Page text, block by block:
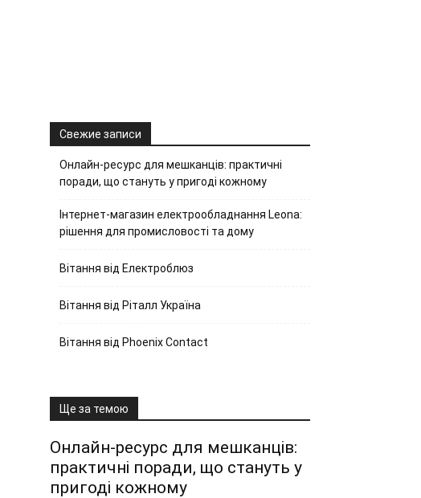
Свежие записи
Онлайн-ресурс для мешканців: практичні
поради, що стануть у пригоді кожному
Інтернет-магазин електрообладнання Leona:
рішення для промисловості та дому
Вітання від Електроблюз
Вітання від Ріталл Україна
Вітання від Phoenix Contact
Ще за темою
Онлайн-ресурс для мешканців:
практичні поради, що стануть у
пригоді кожному